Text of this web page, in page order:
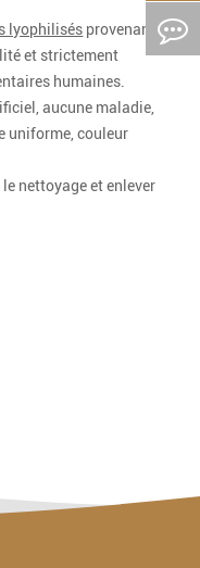
lyophilisés provenant
et strictement
humaines.
aucune maladie,
uniforme, couleur
nettoyage et enlever